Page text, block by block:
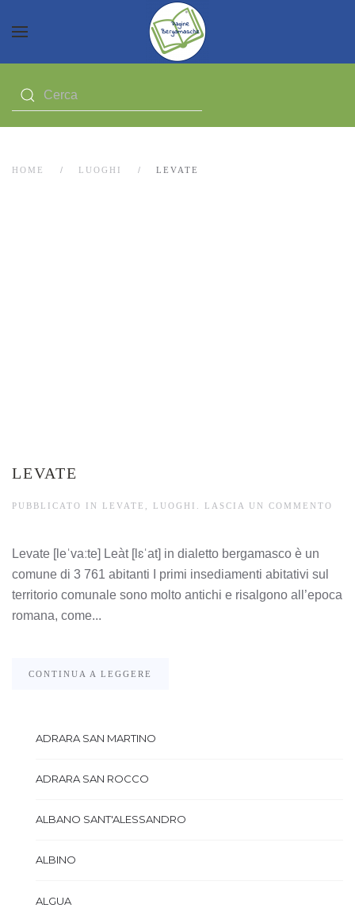
HOME LUOGHI LEVATE
LEVATE
PUBBLICATO IN LEVATE LUOGHI LASCIA UN COMMENTO
Levate [leˈvaːte] Leàt [lɛˈat] in dialetto bergamasco è un
comune di 3 761 abitanti I primi insediamenti abitativi sul
territorio comunale sono molto antichi e risalgono all’epoca
romana, come...
CONTINUA A LEGGERE
ADRARA SAN MARTINO
ADRARA SAN ROCCO
ALBANO SANT'ALESSANDRO
ALBINO
ALGUA